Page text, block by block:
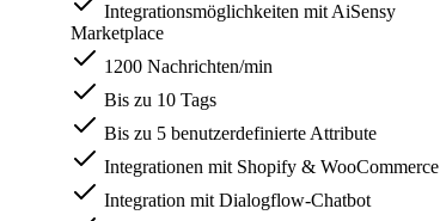
Integrationsmöglichkeiten mit AiSensy
Marketplace
1200 Nachrichten/min
Bis zu 10 Tags
Bis zu 5 benutzerdefinierte Attribute
Integrationen mit Shopify & WooCommerce
Integration mit Dialogflow-Chatbot